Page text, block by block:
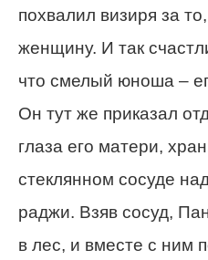
похвалил визиря за
женщину. И так
что смелый юноша –
Он тут же приказал
глаза его матери,
стеклянном сосуде
раджи. Взяв сосуд,
в лес, и вместе с ним